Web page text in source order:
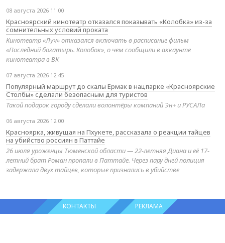
08 августа 2026 11:00
Красноярский кинотеатр отказался показывать «Колобка» из-за
сомнительных условий проката
Кинотеатр «Луч» отказался включать в расписание фильм
«Последний богатырь. Колобок», о чем сообщили в аккаунте
кинотеатра в ВК
07 августа 2026 12:45
Популярный маршрут до скалы Ермак в нацпарке «Красноярские
Столбы» сделали безопасным для туристов
Такой подарок городу сделали волонтёры компаний Эн+ и РУСАЛа
06 августа 2026 12:00
Красноярка, живущая на Пхукете, рассказала о реакции тайцев
на убийство россиян в Паттайе
26 июля уроженцы Тюменской области — 22-летняя Диана и её 17-
летний брат Роман пропали в Паттайе. Через пару дней полиция
задержала двух тайцев, которые признались в убийстве
КОНТАКТЫ РЕКЛАМА